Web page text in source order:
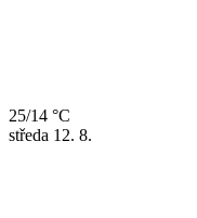
25/14 °C
středa 12. 8.